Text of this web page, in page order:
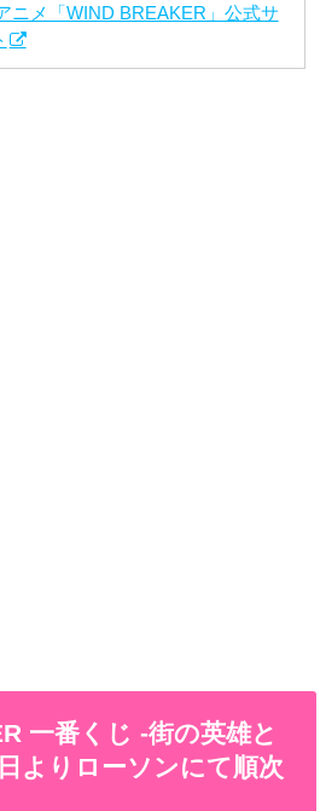
ニメ「WIND BREAKER」公式サ
一番くじ -街の英雄と
よりローソンにて順次